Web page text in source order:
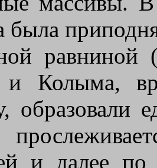
была
равниной
и Колыма,
образовали
и далее по